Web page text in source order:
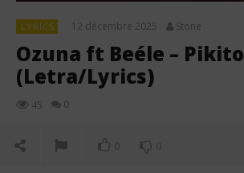
LYRICS 12 décembre 2025 Stone
Ozuna ft Beéle – Pikito
(Letra/Lyrics)
45 0
0 0